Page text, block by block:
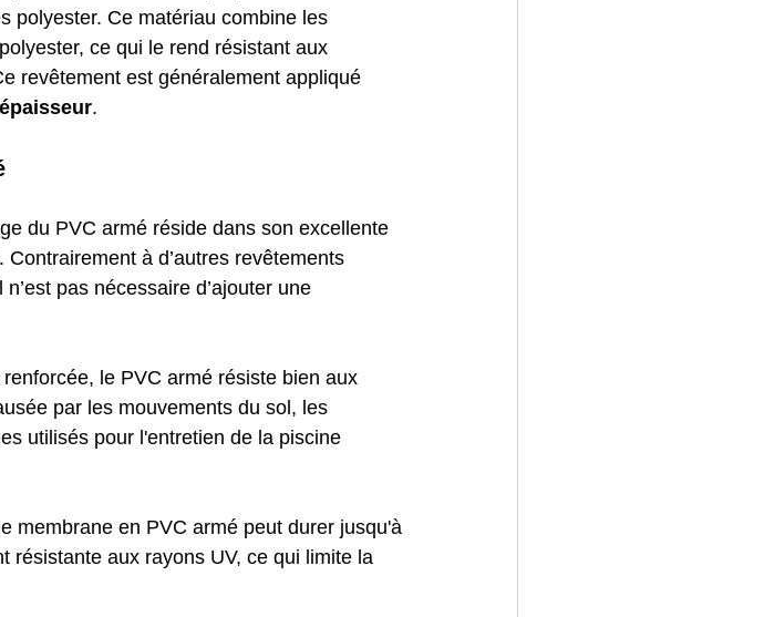
polyester. Ce matériau combine les
ce qui le rend résistant aux
revêtement est généralement appliqué
.
du PVC armé réside dans son excellente
à d’autres revêtements
pas nécessaire d’ajouter une
le PVC armé résiste bien aux
par les mouvements du sol, les
utilisés pour l'entretien de la piscine
membrane en PVC armé peut durer jusqu'à
résistante aux rayons UV, ce qui limite la